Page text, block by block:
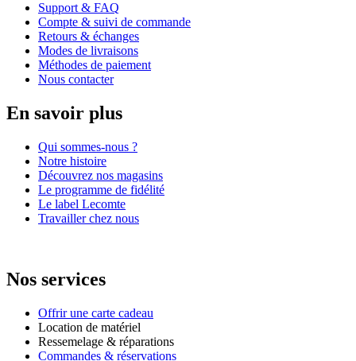
Support & FAQ
Compte & suivi de commande
Retours & échanges
Modes de livraisons
Méthodes de paiement
Nous contacter
En savoir plus
Qui sommes-nous ?
Notre histoire
Découvrez nos magasins
Le programme de fidélité
Le label Lecomte
Travailler chez nous
Nos services
Offrir une carte cadeau
Location de matériel
Ressemelage & réparations
Commandes & réservations